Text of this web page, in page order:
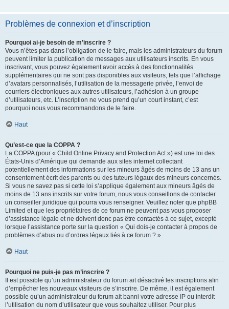
Problèmes de connexion et d’inscription
Pourquoi ai-je besoin de m’inscrire ?
Vous n’êtes pas dans l’obligation de le faire, mais les administrateurs du forum
peuvent limiter la publication de messages aux utilisateurs inscrits. En vous
inscrivant, vous pouvez également avoir accès à des fonctionnalités
supplémentaires qui ne sont pas disponibles aux visiteurs, tels que l’affichage
d’avatars personnalisés, l’utilisation de la messagerie privée, l’envoi de
courriers électroniques aux autres utilisateurs, l’adhésion à un groupe
d’utilisateurs, etc. L’inscription ne vous prend qu’un court instant, c’est
pourquoi nous vous recommandons de le faire.
Haut
Qu’est-ce que la COPPA ?
La COPPA (pour « Child Online Privacy and Protection Act ») est une loi des
États-Unis d’Amérique qui demande aux sites internet collectant
potentiellement des informations sur les mineurs âgés de moins de 13 ans un
consentement écrit des parents ou des tuteurs légaux des mineurs concernés.
Si vous ne savez pas si cette loi s’applique également aux mineurs âgés de
moins de 13 ans inscrits sur votre forum, nous vous conseillons de contacter
un conseiller juridique qui pourra vous renseigner. Veuillez noter que phpBB
Limited et que les propriétaires de ce forum ne peuvent pas vous proposer
d’assistance légale et ne doivent donc pas être contactés à ce sujet, excepté
lorsque l’assistance porte sur la question « Qui dois-je contacter à propos de
problèmes d’abus ou d’ordres légaux liés à ce forum ? ».
Haut
Pourquoi ne puis-je pas m’inscrire ?
Il est possible qu’un administrateur du forum ait désactivé les inscriptions afin
d’empêcher les nouveaux visiteurs de s’inscrire. De même, il est également
possible qu’un administrateur du forum ait banni votre adresse IP ou interdit
l’utilisation du nom d’utilisateur que vous souhaitez utiliser. Pour plus